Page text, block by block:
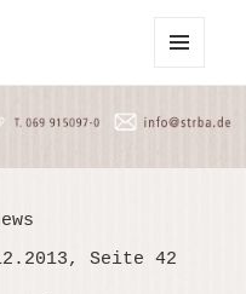
WIDGETS
Seite 42